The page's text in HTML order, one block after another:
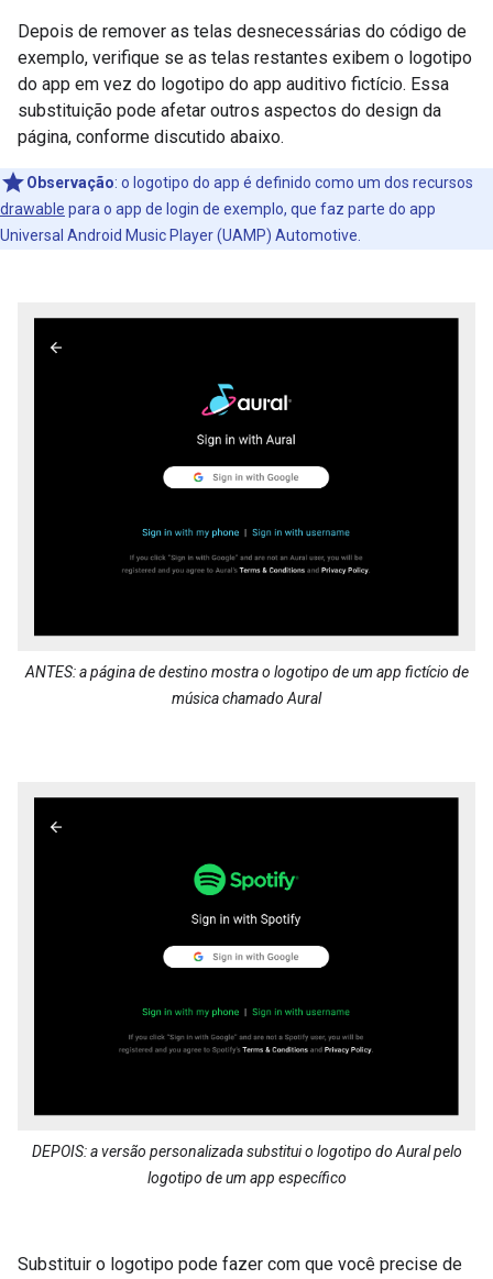
Depois de remover as telas desnecessárias do código de
exemplo, verifique se as telas restantes exibem o logotipo
do app em vez do logotipo do app auditivo fictício. Essa
substituição pode afetar outros aspectos do design da
página, conforme discutido abaixo.
Observação: o logotipo do app é definido como um dos recursos
drawable para o app de login de exemplo, que faz parte do app
Universal Android Music Player (UAMP) Automotive.
ANTES: a página de destino mostra o logotipo de um app fictício de
música chamado Aural
DEPOIS: a versão personalizada substitui o logotipo do Aural pelo
logotipo de um app específico
Substituir o logotipo pode fazer com que você precise de